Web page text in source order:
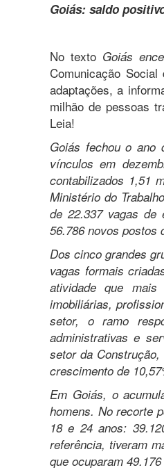
Goiás: saldo
No texto Goiás
Comunicação
adaptações, a
milhão de pessoas
Leia!
Goiás fechou o ano
vínculos em
contabilizados 1,51
Ministério do
de 22.337 vagas de
56.786 novos postos
Dos cinco grandes
vagas formais
atividade que
imobiliárias,
setor, o ramo
administrativas e
setor da
crescimento de
Em Goiás, o
homens. No recorte
18 e 24 anos:
referência, tiveram
que ocuparam